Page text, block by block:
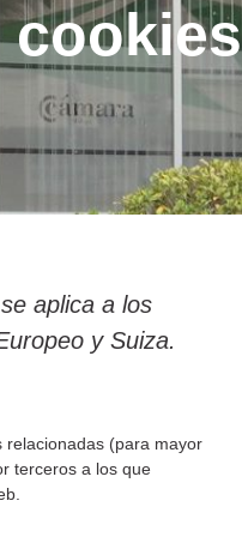
aplica a los
y Suiza.
relacionadas (para mayor
terceros a los que